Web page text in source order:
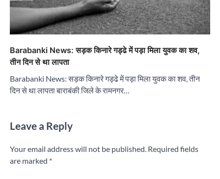
Barabanki News: सड़क किनारे गड्ढे में पड़ा मिला युवक का शव,
तीन दिन से था लापता
Barabanki News: सड़क किनारे गड्ढे में पड़ा मिला युवक का शव, तीन
दिन से था लापता बाराबंकी जिले के रामनगर…
Leave a Reply
Your email address will not be published. Required fields
are marked *